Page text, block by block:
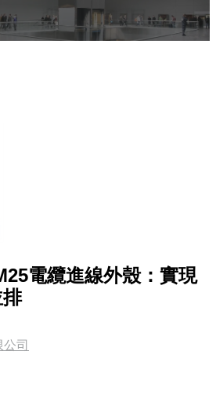
電纜進線外殼：實現
司